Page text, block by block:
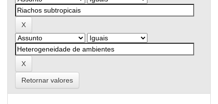
Retornar valores